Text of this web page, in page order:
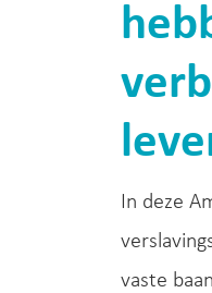
In deze
vaste